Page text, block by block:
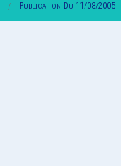
Publication Du 11/08/2005